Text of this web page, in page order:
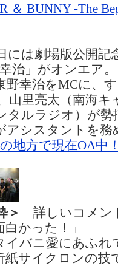
＆ BUNNY -The
には劇場版公開記
治」がオンエア
野幸治をMCに、
山里亮太（南海キ
タルラジオ）が
アシスタントを
地方で現在OA中
＞
詳しいコメン
かった！」
バニ愛にあふれ
サイクロンの技